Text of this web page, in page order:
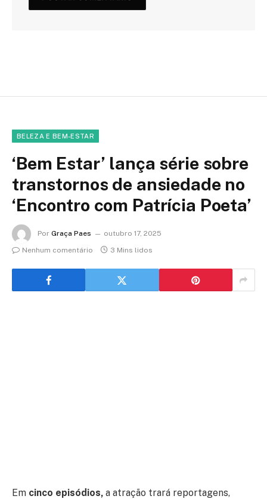
BELEZA E BEM-ESTAR
‘Bem Estar’ lança série sobre
transtornos de ansiedade no
‘Encontro com Patrícia Poeta’
Por Graça Paes
outubro 17, 2025
Nenhum comentário
3 Mins lidos
Em cinco episódios, a atração trará reportagens,